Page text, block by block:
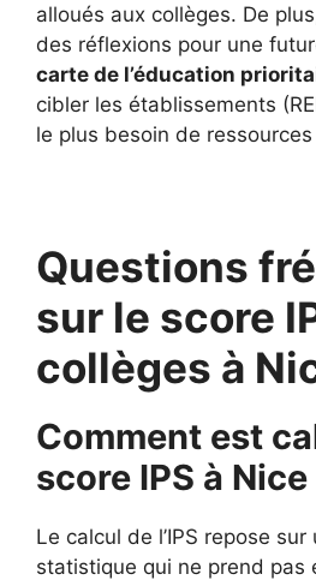
alloués aux collèges. De
des réflexions pour une
carte de l’éducation
cibler les établissements
le plus besoin de
Questions
sur le score
collèges à
Comment est
score IPS à Nice
Le calcul de l’IPS repose
statistique qui ne prend pas